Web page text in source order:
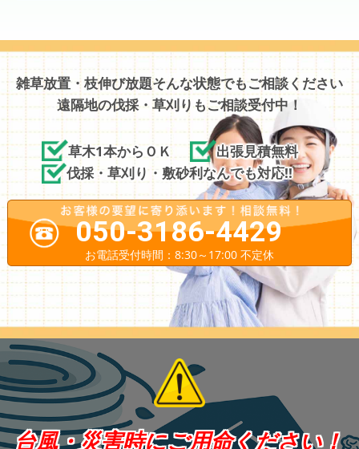
雑草放置・枝伸び放題そんな状態でもご相談ください
遠隔地の伐採・草刈りもご相談受付中！
草木1本からＯＫ
出張見積無料
伐採・草刈り・敷砂利なんでも対応!!
050-3186-4429
お電話受付時間：8:30～17:00 不定休
台風・災害時にご用命ください！